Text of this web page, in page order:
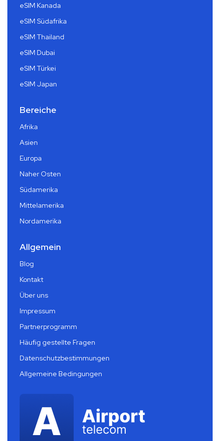
eSIM Kanada
eSIM Südafrika
eSIM Thailand
eSIM Dubai
eSIM Türkei
eSIM Japan
Bereiche
Afrika
Asien
Europa
Naher Osten
Südamerika
Mittelamerika
Nordamerika
Allgemein
Blog
Kontakt
Über uns
Impressum
Partnerprogramm
Häufig gestellte Fragen
Datenschutzbestimmungen
Allgemeine Bedingungen